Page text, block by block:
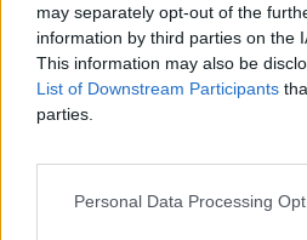
may separately opt-out of the
information by third parties on the
This information may also be
List of Downstream Participants
parties.
Personal Data Processing